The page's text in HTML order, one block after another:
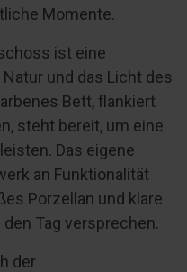
Momente.
ist eine
und das Licht des
Bett, flankiert
steht bereit, um eine
Das eigene
an Funktionalität
Porzellan und klare
Tag versprechen.
der